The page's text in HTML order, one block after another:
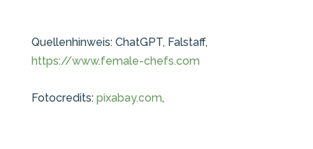
Quellenhinweis: ChatGPT, Falstaff,
https://www.female-chefs.com
Fotocredits: pixabay.com,